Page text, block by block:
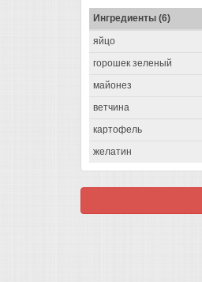
Ингредиенты (6)
яйцо
горошек зеленый
майонез
ветчина
картофель
желатин